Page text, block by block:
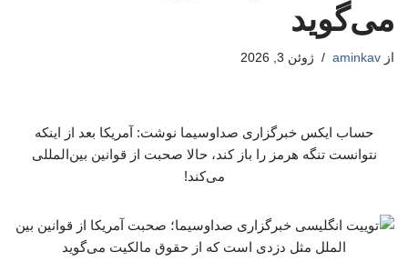
می‌گوید
از aminkav ژوئن 3, 2026
حساب ایکس خبرگزاری صداوسیما نوشت: آمریکا بعد از اینکه
نتوانست تنگه هرمز را باز کند، حالا صحبت از قوانین بین‌المللی
می‌کند!